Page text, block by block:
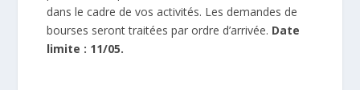
dans le cadre de vos activités. Les demandes de
bourses seront traitées par ordre d’arrivée. Date
limite : 11/05.